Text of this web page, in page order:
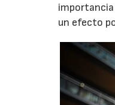
importancia
un efecto